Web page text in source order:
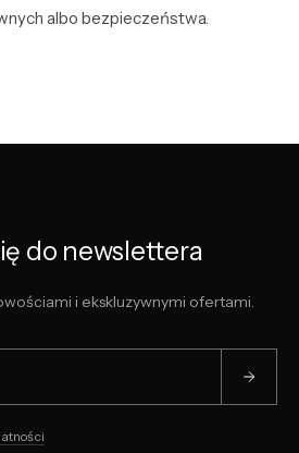
albo bezpieczeństwa.
do newslettera
i ekskluzywnymi ofertami.